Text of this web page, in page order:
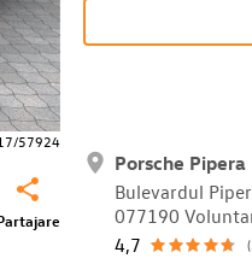
57924
Porsche Pipera
Bulevardul
077190
4,7